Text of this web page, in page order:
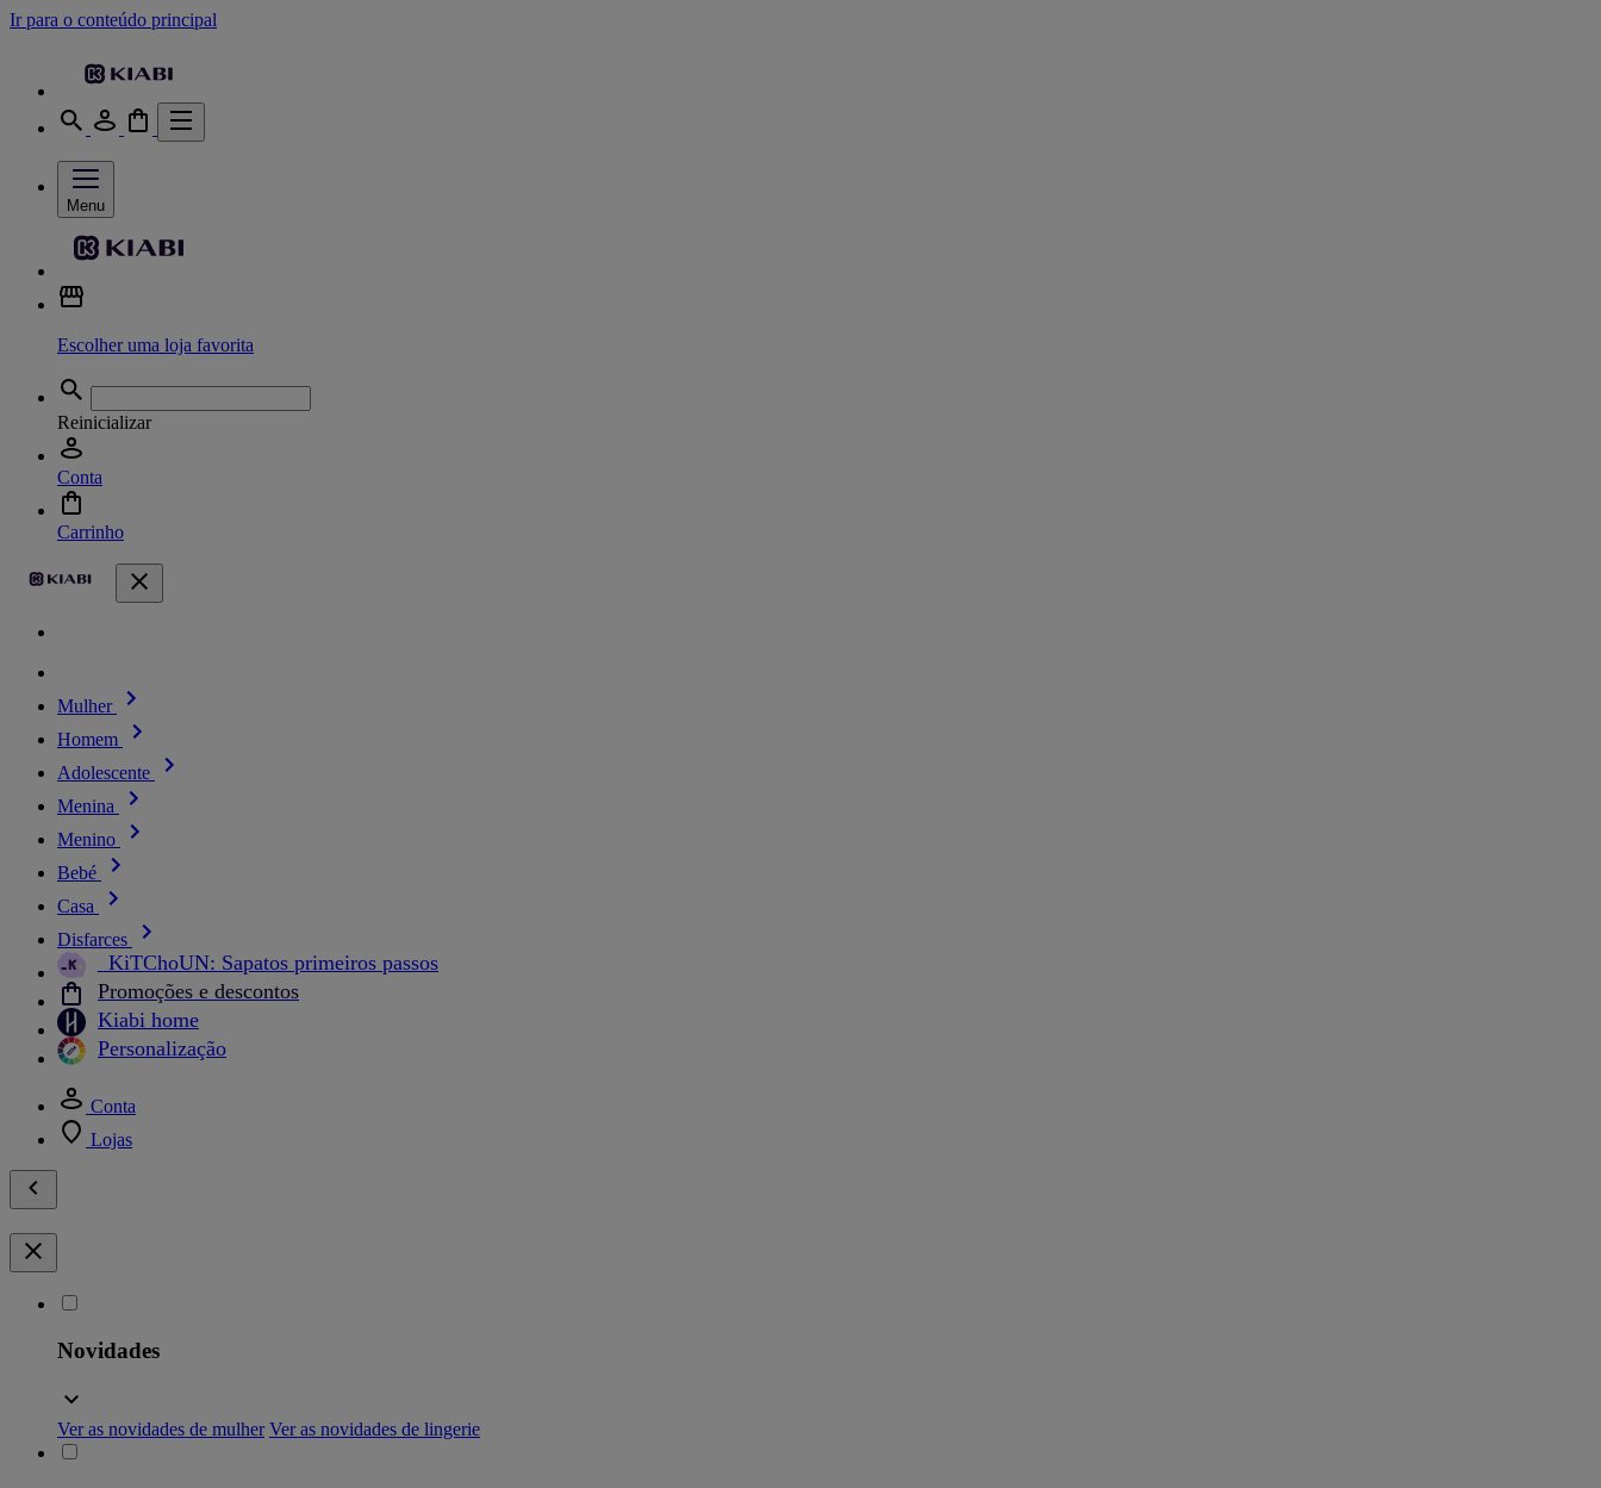
Ir para o conteúdo principal
Menu
Escolher uma loja favorita
Reinicializar
Conta
Carrinho
Mulher
Homem
Adolescente
Menina
Menino
Bebé
Casa
Disfarces
_KiTChoUN: Sapatos primeiros passos
Promoções e descontos
Kiabi home
Personalização
Conta
Lojas
Novidades
Ver as novidades de mulher Ver as novidades de lingerie